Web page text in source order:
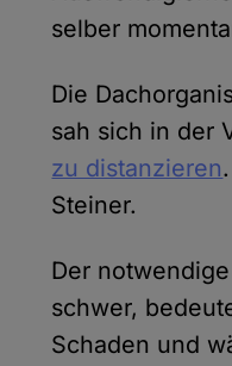
selber
Die
sah sich in der
zu distanzieren
Steiner.
Der
schwer,
Schaden und